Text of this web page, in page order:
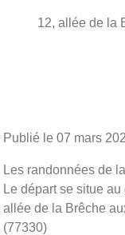
12, allée de la
Publié le 07 mars
Les randonnées de
Le départ se situe
allée de la Brêche
(77330)